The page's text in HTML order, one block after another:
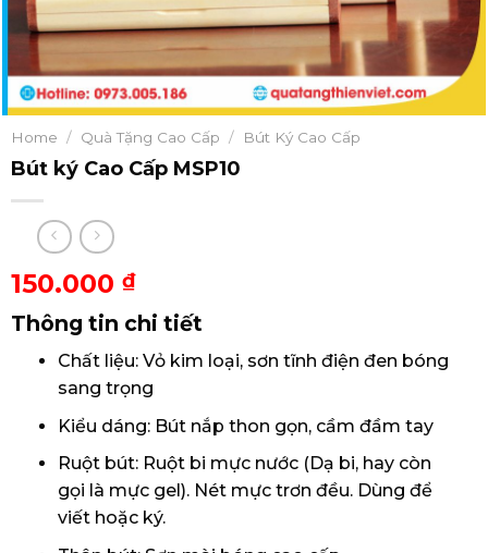
Home / Quà Tặng Cao Cấp / Bút Ký Cao Cấp
Bút ký Cao Cấp MSP10
150.000 ₫
Thông tin chi tiết
Chất liệu: Vỏ kim loại, sơn tĩnh điện đen bóng
sang trọng
Kiểu dáng: Bút nắp thon gọn, cầm đầm tay
Ruột bút: Ruột bi mực nước (Dạ bi, hay còn
gọi là mực gel). Nét mực trơn đều. Dùng để
viết hoặc ký.